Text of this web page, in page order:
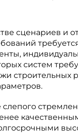
сценариев и
систем
строительных